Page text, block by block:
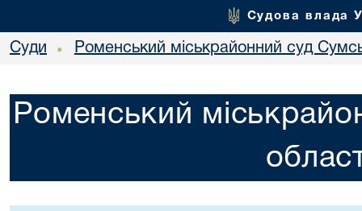
Судова влада
Суди • Роменський міськрайонний суд
Роменський